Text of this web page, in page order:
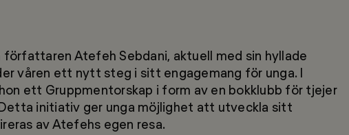
Atefeh Sebdani, aktuell med sin hyllade
våren ett nytt steg i sitt engagemang för unga. I
ett Gruppmentorskap i form av en bokklubb för tjejer
Detta initiativ ger unga möjlighet att utveckla sitt
av Atefehs egen resa.